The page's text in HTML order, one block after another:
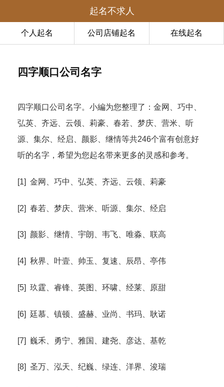
起名不求人
个人起名 公司店铺起名 在线起名
四字顺口公司名字
四字顺口公司名字。小編为您整理了：金网、巧中、
弘英、齐远、云领、莉豪、春若、梦庆、营米、听
源、集尔、经启、颜影、继情等共246个富有创意好
听的名字，希望为您起名带来更多的灵感和参考。
[1] 金网、巧中、弘英、齐远、云领、莉豪
[2] 春若、梦庆、营米、听源、集尔、经启
[3] 颜影、继情、宇朗、韦飞、唯淼、联高
[4] 秋界、叶壹、帅玉、复速、辰昂、亭伟
[5] 玖霆、睿锋、英图、环啸、经莱、原甜
[6] 廷慕、镇顿、盛赫、业尚、书玛、耿诺
[7] 巍禾、勇宁、雅国、建尧、彦达、基乾
[8] 圣万、泓天、纪巍、绿连、洋界、浚瑞